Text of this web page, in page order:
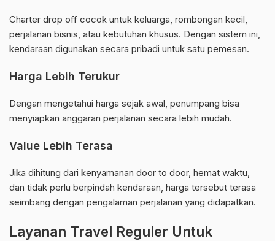
Charter drop off cocok untuk keluarga, rombongan kecil,
perjalanan bisnis, atau kebutuhan khusus. Dengan sistem ini,
kendaraan digunakan secara pribadi untuk satu pemesan.
Harga Lebih Terukur
Dengan mengetahui harga sejak awal, penumpang bisa
menyiapkan anggaran perjalanan secara lebih mudah.
Value Lebih Terasa
Jika dihitung dari kenyamanan door to door, hemat waktu,
dan tidak perlu berpindah kendaraan, harga tersebut terasa
seimbang dengan pengalaman perjalanan yang didapatkan.
Layanan Travel Reguler Untuk